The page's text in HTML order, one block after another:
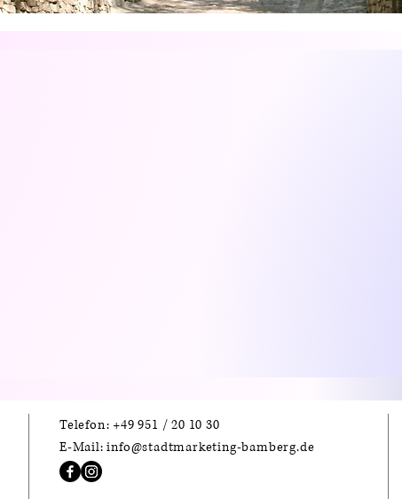
Telefon: +49 951 / 20 10 30
E-Mail: info@stadtmarketing-bamberg.de